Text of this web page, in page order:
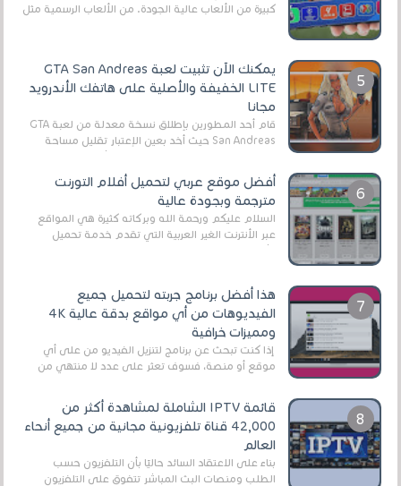
كبيرة من الألعاب عالية الجودة. من الألعاب الرسمية مثل
يمكنك الآن تثبيت لعبة GTA San Andreas
LITE الخفيفة والأصلية على هاتفك الأندرويد
مجانا
قام أحد المطورين بإطلاق نسخة معدلة من لعبة GTA
San Andreas حيث أخد بعين الإعتبار تقليل مساحة
أفضل موقع عربي لتحميل أفلام التورنت
مترجمة وبجودة عالية
السلام عليكم ورحمة الله وبركاته كثيرة هي المواقع
عبر الأنترنت الغير العربية التي تقدم خدمة تحميل
الأفلام على التورنت ، ومعظم هذه المواقع ل...
هذا أفضل برنامج جربته لتحميل جميع
الفيديوهات من أي مواقع بدقة عالية 4K
ومميزات خرافية
إذا كنت تبحث عن برنامج لتنزيل الفيديو من على أي
موقع أو منصة، فسوف تعثر على عدد لا منتهي من
قائمة IPTV الشاملة لمشاهدة أكثر من
42,000 قناة تلفزيونية مجانية من جميع أنحاء
العالم
بناءً على الاعتقاد السائد حاليًا بأن التلفزيون حسب
الطلب ومنصات البث المباشر تتفوق على التلفزيون